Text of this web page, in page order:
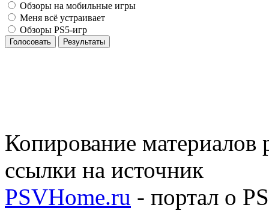
Обзоры на мобильные игры
Меня всё устраивает
Обзоры PS5-игр
Голосовать Результаты
Копирование материалов
ссылки на источник
PSVHome.ru - портал о